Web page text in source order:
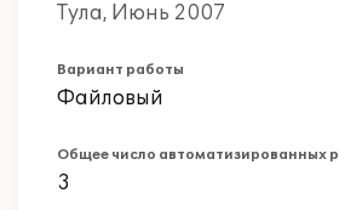
Тула, Июнь 2007
Вариант работы
Файловый
Общее число автоматизированных
3